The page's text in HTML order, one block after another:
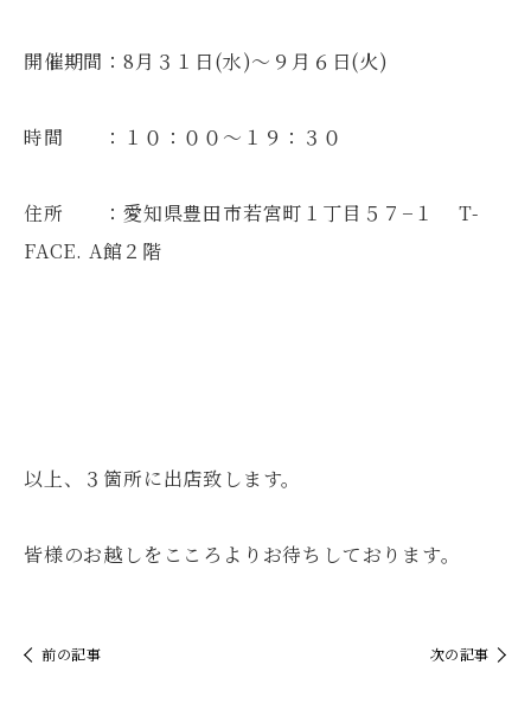
開催期間：8月３１日(水)～９月６日(火)
時間 ：１０：００～１９：３０
住所 ：愛知県豊田市若宮町１丁目５７−１ T-
FACE. A館２階
以上、３箇所に出店致します。
皆様のお越しをこころよりお待ちしております。
前の記事 次の記事